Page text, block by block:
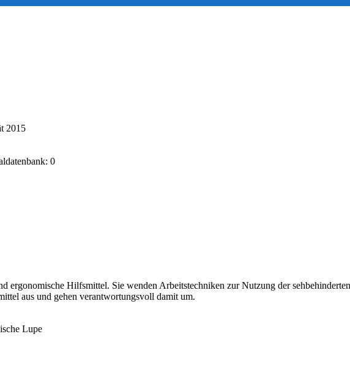
2015
0
ergonomische Hilfsmittel. Sie wenden Arbeitstechniken zur Nutzung der
aus und gehen verantwortungsvoll damit um.
Lupe